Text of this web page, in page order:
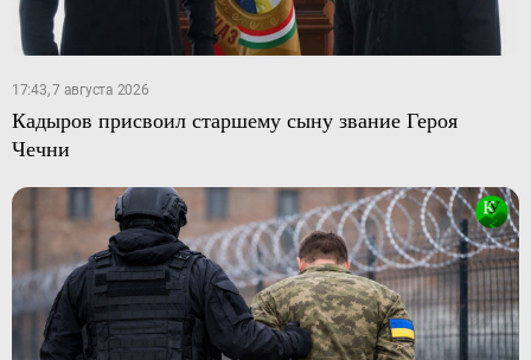
17:43, 7 августа 2026
Кадыров присвоил старшему сыну звание Героя
Чечни